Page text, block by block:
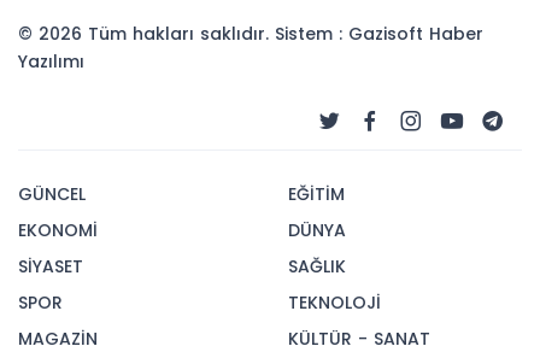
© 2026 Tüm hakları saklıdır. Sistem : Gazisoft Haber
Yazılımı
GÜNCEL
EKONOMİ
SİYASET
SPOR
MAGAZİN
EĞİTİM
DÜNYA
SAĞLIK
TEKNOLOJİ
KÜLTÜR - SANAT